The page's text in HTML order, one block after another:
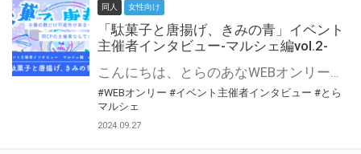
同人 女性向け
「駄菓子と唐揚げ、きみの青」イベント
主催者インタビュー-マルシェ編vol.2-
こんにちは、とらのあなWEBオンリー運営スタッフです。 新たにお届けする、イベント主催者インタビュー-マルシェ編-は、 とらのあなWEBオンリー「マルシェ」をご利用の主催様に 「マルシェ」を使ってイベントを開催した感想や心がけをお聞きする企画です。 今回は、WEBオンリー初開催「駄菓子と唐揚げ、きみの青」より、 主催のぎこ六屋様にお話を伺いました。 協力：ぎこ六屋様／イベント公式Twitter（@krkgwks） とらのあなWEBオンリー「マルシェ」とは？ WEBオンリーでリアルタイムでコミュニケーションがとれるオンライン会場です。
#WEBオンリー #イベント主催者インタビュー #とら
マルシェ
2024.09.27